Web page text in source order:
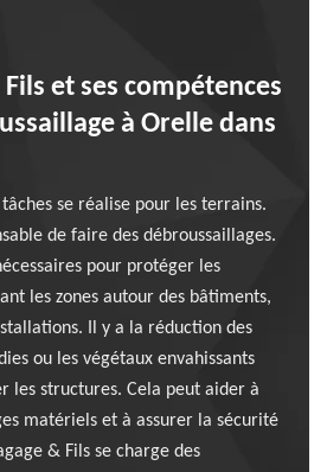
Fils et ses compétences
à Orelle dans
se réalise pour les terrains.
de faire des débroussaillages.
pour protéger les
les zones autour des bâtiments,
Il y a la réduction des
ou les végétaux envahissants
les structures. Cela peut aider à
matériels et à assurer la sécurité
& Fils se charge des